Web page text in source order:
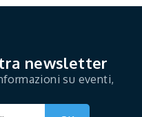
newsletter
su eventi,